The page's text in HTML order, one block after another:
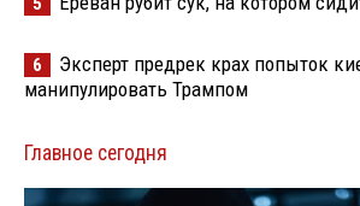
6
Эксперт предрек крах попыток
манипулировать Трампом
Главное сегодня